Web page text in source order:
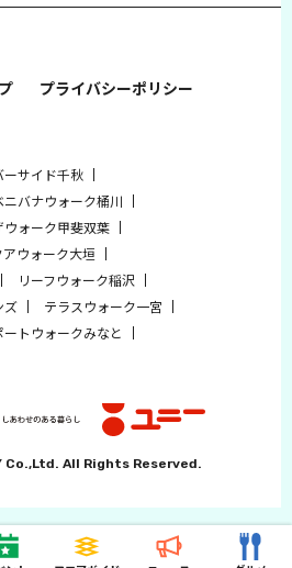
プライバシーポリシー
ーサイド千秋
ニバナウォーク桶川
ウォーク甲斐双葉
アウォーク大垣
リーフウォーク稲沢
ズ
テラスウォーク一宮
ートウォークみなと
All Rights Reserved.